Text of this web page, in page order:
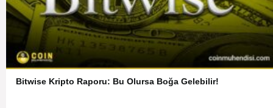
Bitwise Kripto Raporu: Bu Olursa Boğa Gelebilir!